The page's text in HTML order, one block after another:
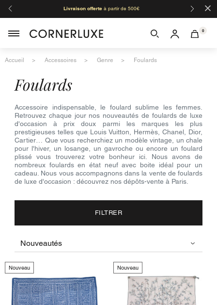
Organisation de l'été - les fermetures : du 08/08 au 24/08 inclus
×
0
Accueil Accessoires Genre Foulards
foulards
Accessoire indispensable, le foulard sublime les femmes.
Retrouvez chaque jour nos nouveautés de foulards de luxe
d'occasion à prix doux parmi les marques les plus
prestigieuses telles que Louis Vuitton, Hermès, Chanel, Dior,
Cartier… Que vous recherchiez un modèle vintage, un chale
pour l'hiver, un losange, un gavroche ou encore un foulard
plissé vous trouverez votre bonheur ici. Nous avons de
nombreux foulards en état neuf avec boite idéal pour un
cadeau. Nous vous accompagnons dans la vente de foulards
de luxe d'occasion : découvrez nos dépôts-vente à Paris.
FILTRER
Nouveau Nouveau